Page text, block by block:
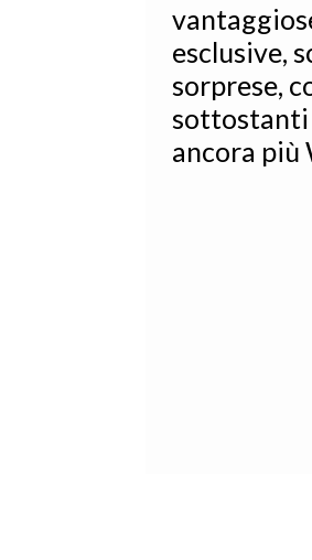
esclusive,
sorprese,
sottostanti
ancora più